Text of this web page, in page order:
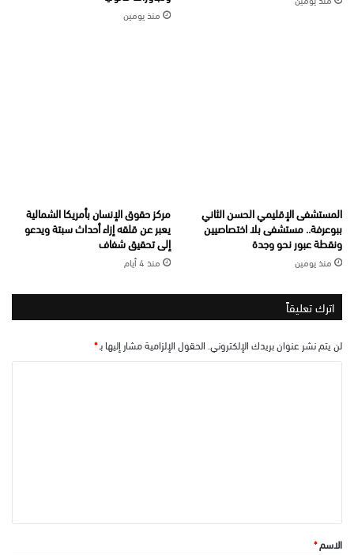
منذ يومين
المستشفى الإقليمي الحسن الثاني
ببوعرفة.. مستشفى بلا اختصاصيين
ونقطة عبور نحو وجدة
منذ يومين
مركز حقوق الإنسان بأمريكا الشمالية
يعبر عن قلقه إزاء أحداث سبتة ويدعو
إلى تحقيق شفاف
منذ 4 أيام
اترك تعليقاً
لن يتم نشر عنوان بريدك الإلكتروني. الحقول الإلزامية مشار إليها بـ*
*الاسم*